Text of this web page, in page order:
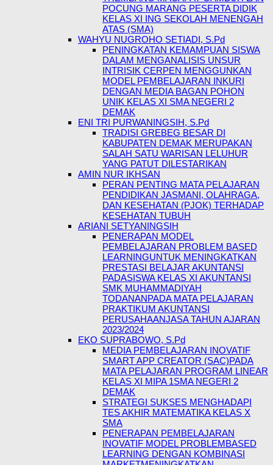
POCUNG MARANG PESERTA DIDIK
KELAS XI ING SEKOLAH MENENGAH
ATAS (SMA)
WAHYU NUGROHO SETIADI, S.Pd
PENINGKATAN KEMAMPUAN SISWA
DALAM MENGANALISIS UNSUR
INTRISIK CERPEN MENGGUNKAN
MODEL PEMBELAJARAN INKURI
DENGAN MEDIA BAGAN POHON
UNIK KELAS XI SMA NEGERI 2
DEMAK
ENI TRI PURWANINGSIH, S.Pd
TRADISI GREBEG BESAR DI
KABUPATEN DEMAK MERUPAKAN
SALAH SATU WARISAN LELUHUR
YANG PATUT DILESTARIKAN
AMIN NUR IKHSAN
PERAN PENTING MATA PELAJARAN
PENDIDIKAN JASMANI, OLAHRAGA,
DAN KESEHATAN (PJOK) TERHADAP
KESEHATAN TUBUH
ARIANI SETYANINGSIH
PENERAPAN MODEL
PEMBELAJARAN PROBLEM BASED
LEARNINGUNTUK MENINGKATKAN
PRESTASI BELAJAR AKUNTANSI
PADASISWA KELAS XI AKUNTANSI
SMK MUHAMMADIYAH
TODANANPADA MATA PELAJARAN
PRAKTIKUM AKUNTANSI
PERUSAHAANJASA TAHUN AJARAN
2023/2024
EKO SUPRABOWO, S.Pd
MEDIA PEMBELAJARAN INOVATIF
SMART APP CREATOR (SAC)PADA
MATA PELAJARAN PROGRAM LINEAR
KELAS XI MIPA 1SMA NEGERI 2
DEMAK
STRATEGI SUKSES MENGHADAPI
TES AKHIR MATEMATIKA KELAS X
SMA
PENERAPAN PEMBELAJARAN
INOVATIF MODEL PROBLEMBASED
LEARNING DENGAN KOMBINASI